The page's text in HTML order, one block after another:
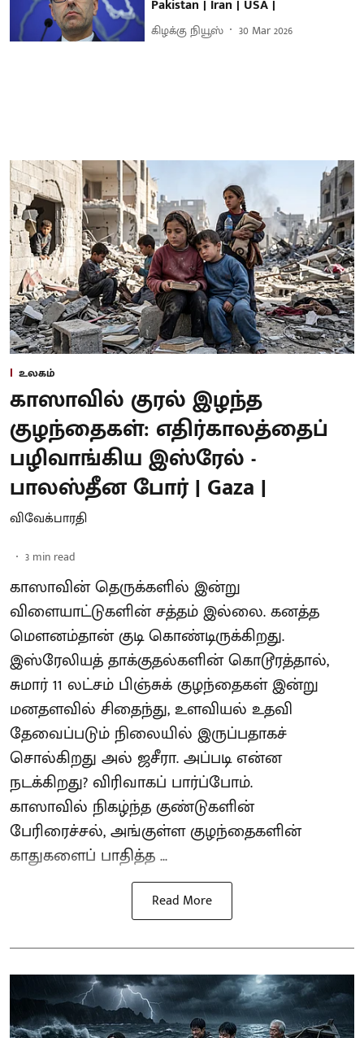
Pakistan | Iran | USA |
கிழக்கு நியூஸ் 30 Mar 2026
உலகம்
காஸாவில் குரல் இழந்த
குழந்தைகள்: எதிர்காலத்தைப்
பழிவாங்கிய இஸ்ரேல் -
பாலஸ்தீன போர் | Gaza |
விவேக்பாரதி
3 min read
காஸாவின் தெருக்களில் இன்று
விளையாட்டுகளின் சத்தம் இல்லை. கனத்த
மௌனம்தான் குடி கொண்டிருக்கிறது.
இஸ்ரேலியத் தாக்குதல்களின் கொடூரத்தால்,
சுமார் 11 லட்சம் பிஞ்சுக் குழந்தைகள் இன்று
மனதளவில் சிதைந்து, உளவியல் உதவி
தேவைப்படும் நிலையில் இருப்பதாகச்
சொல்கிறது அல் ஜசீரா. அப்படி என்ன
நடக்கிறது? விரிவாகப் பார்ப்போம்.
காஸாவில் நிகழ்ந்த குண்டுகளின்
பேரிரைச்சல், அங்குள்ள குழந்தைகளின்
காதுகளைப் பாதித்த ...
Read More